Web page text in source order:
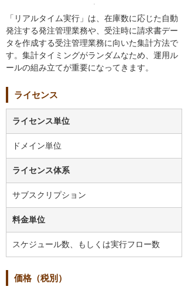
「リアルタイム実行」は、在庫数に応じた自動
発注する発注管理業務や、受注時に請求書デー
タを作成する受注管理業務に向いた集計方法で
す。集計タイミングがランダムなため、運用ル
ールの組み立てが重要になってきます。
ライセンス
ライセンス単位
ドメイン単位
ライセンス体系
サブスクリプション
料金単位
スケジュール数、もしくは実行フロー数
価格（税別）